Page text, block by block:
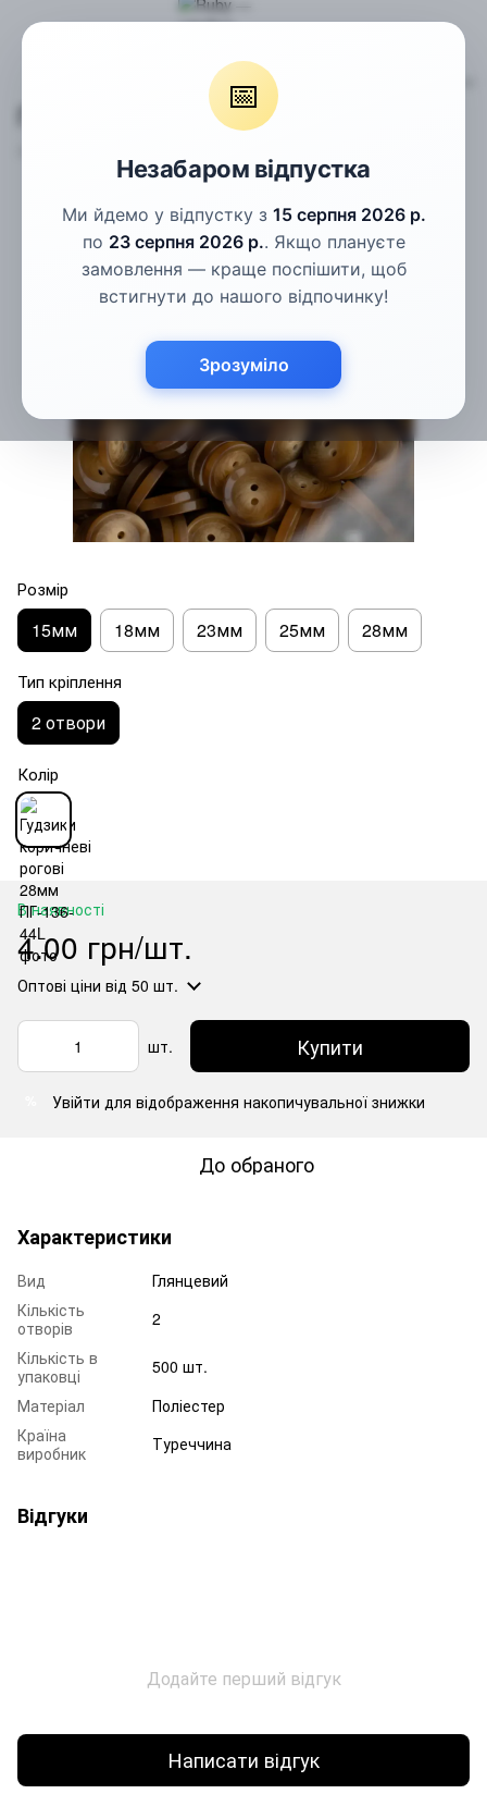
📅
Незабаром відпустка
Ми йдемо у відпустку з 15 серпня 2026 р.
по 23 серпня 2026 р.. Якщо плануєте
замовлення — краще поспішити, щоб
встигнути до нашого відпочинку!
Зрозуміло
Пальтові гудзики Гудзики коричневі рогові 15мм
Гудзики коричневі рогові 15мм
Розмір
15мм 18мм 23мм 25мм 28мм
Тип кріплення
2 отвори
Колір
В наявності
4.00 грн/шт.
Оптові ціни від 50 шт.
шт. Купити
Увійти для відображення накопичувальної знижки
До обраного
Характеристики
Вид
Глянцевий
Кількість
отворів
2
Кількість в
упаковці
500 шт.
Матеріал
Поліестер
Країна
виробник
Туреччина
Відгуки
Додайте перший відгук
Написати відгук